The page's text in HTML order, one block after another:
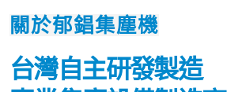
關於郁錩集塵機
台灣自主研發製造